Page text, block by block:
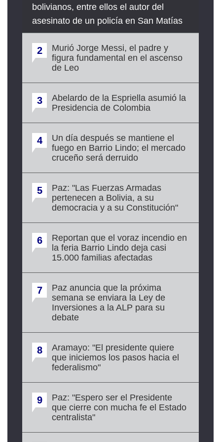
bolivianos, entre ellos el autor del
asesinato de un policía en San Matías
2
Murió Jorge Messi, el padre y
figura fundamental en el ascenso
de Leo
3
Abelardo de la Espriella asumió la
Presidencia de Colombia
4
Un día después se mantiene el
fuego en Barrio Lindo; el mercado
cruceño será derruido
5
Paz: "Las Fuerzas Armadas
pertenecen a Bolivia, a su
democracia y a su Constitución"
6
Reportan que el voraz incendio en
la feria Barrio Lindo deja casi
15.000 familias afectadas
7
Paz anuncia que la próxima
semana se enviara la Ley de
Inversiones a la ALP para su
debate
8
Aramayo: "El presidente quiere
que iniciemos los pasos hacia el
federalismo"
9
Paz: "Espero ser el Presidente
que cierre con mucha fe el Estado
centralista"